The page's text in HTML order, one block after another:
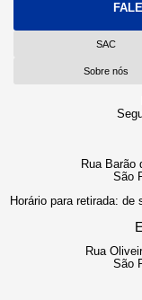
SAC
Sobre nós
Rua Barão
São
Horário para retirada:
Rua
São